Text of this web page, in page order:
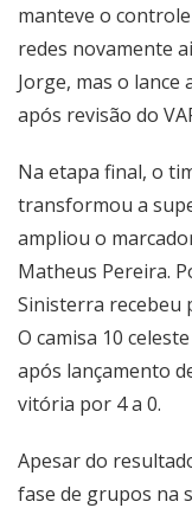
manteve o
redes novamente
Jorge, mas o
após revisão do
Na etapa final, o
transformou a
ampliou o
Matheus Pereira.
Sinisterra recebeu
O camisa 10
após lançamento
vitória por 4 a 0.
Apesar do
fase de grupos na